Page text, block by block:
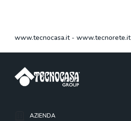
www.tecnocasa.it- www.tecnorete.it
AZIENDA